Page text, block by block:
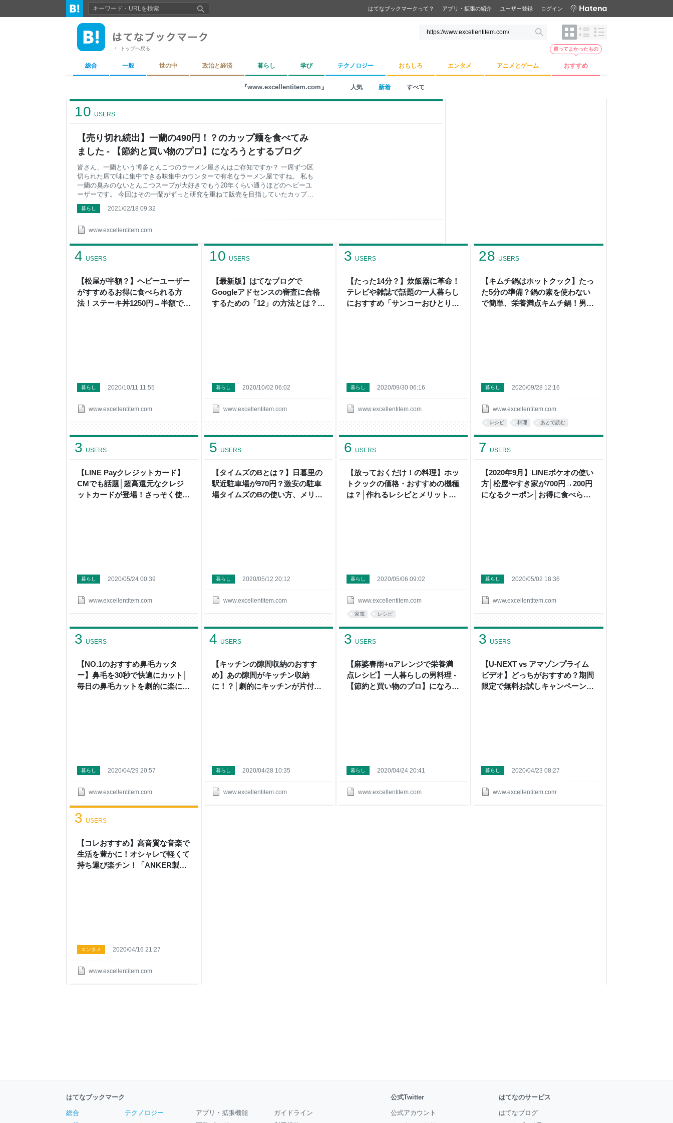
はてなブックマークって？ アプリ・拡張の紹介 ユーザー登録 ログイン
トップへ戻る
総合 一般 世の中 政治と経済 暮らし 学び テクノロジー おもしろ エンタメ アニメとゲーム おすすめ
買ってよかったもの
『www.excellentitem.com』 人気 新着 すべて
【売り切れ続出】一蘭の490円！？のカップ麺を食べてみ
ました - 【節約と買い物のプロ】になろうとするブログ
10 USERS
www.excellentitem.com
皆さん、一蘭という博多とんこつのラーメン屋さんはご存知ですか？ 一席ずつ区
切られた席で味に集中できる味集中カウンターで有名なラーメン屋ですね。 私も
一蘭の臭みのないとんこつスープが大好きでもう20年くらい通うほどのヘビーユ
ーザーです。 今回はその一蘭がずっと研究を重ねて販売を目指していたカップ麺
ですが、2021年2月15日についに販売が実現しました。 早速、コンビニローソン
で購入することができたので実食レビューしていきたいと思います。 目次 一蘭
てるところ 一蘭カップ麺を食べた感想 さいごに 一蘭がカップ麺を発売する理由
家賃もかなりの額でしょう。 コロナ渦で行列がなくなり
暮らし 2021/02/18 09:32
【松屋が半額？】ヘビーユーザー
がすすめるお得に食べられる方
法！ステーキ丼1250円→半額で食
4 USERS
www.excellentitem.com
暮らし 2020/10/11 11:55
【最新版】はてなブログで
Googleアドセンスの審査に合格
するための「12」の方法とは？ -
10 USERS
www.excellentitem.com
暮らし 2020/10/02 06:02
【たった14分？】炊飯器に革命！
テレビや雑誌で話題の一人暮らし
におすすめ「サンコーおひとりさ
3 USERS
www.excellentitem.com
暮らし 2020/09/30 06:16
【キムチ鍋はホットクック】たっ
た5分の準備？鍋の素を使わない
で簡単、栄養満点キムチ鍋！男の
28 USERS
www.excellentitem.com
暮らし 2020/09/28 12:16
レシピ 料理 あとで読む
【LINE Payクレジットカード】
CMでも話題│超高還元なクレジ
ットカードが登場！さっそく使っ
3 USERS
www.excellentitem.com
暮らし 2020/05/24 00:39
【タイムズのBとは？】日暮里の
駅近駐車場が970円？激安の駐車
場タイムズのBの使い方、メリッ
5 USERS
www.excellentitem.com
暮らし 2020/05/12 20:12
【放っておくだけ！の料理】ホッ
トクックの価格・おすすめの機種
は？│作れるレシピとメリット・
6 USERS
www.excellentitem.com
暮らし 2020/05/06 09:02
家電 レシピ
【2020年9月】LINEポケオの使い
方│松屋やすき家が700円→200円
になるクーポン│お得に食べられ
7 USERS
www.excellentitem.com
暮らし 2020/05/02 18:36
【NO.1のおすすめ鼻毛カッタ
ー】鼻毛を30秒で快適にカット│
毎日の鼻毛カットを劇的に楽にす
3 USERS
www.excellentitem.com
暮らし 2020/04/29 20:57
【キッチンの隙間収納のおすす
め】あの隙間がキッチン収納
に！？│劇的にキッチンが片付く
4 USERS
www.excellentitem.com
暮らし 2020/04/28 10:35
【麻婆春雨+αアレンジで栄養満
点レシピ】一人暮らしの男料理 -
【節約と買い物のプロ】になろう
3 USERS
www.excellentitem.com
暮らし 2020/04/24 20:41
【U-NEXT vs アマゾンプライム
ビデオ】どっちがおすすめ？期間
限定で無料お試しキャンペーン
3 USERS
www.excellentitem.com
暮らし 2020/04/23 08:27
【コレおすすめ】高音質な音楽で
生活を豊かに！オシャレで軽くて
持ち運び楽チン！「ANKER製
3 USERS
www.excellentitem.com
エンタメ 2020/04/16 21:27
はてなブックマーク
総合
テクノロジー
アプリ・拡張機能
ガイドライン
公式Twitter
公式アカウント
はてなのサービス
はてなブログ